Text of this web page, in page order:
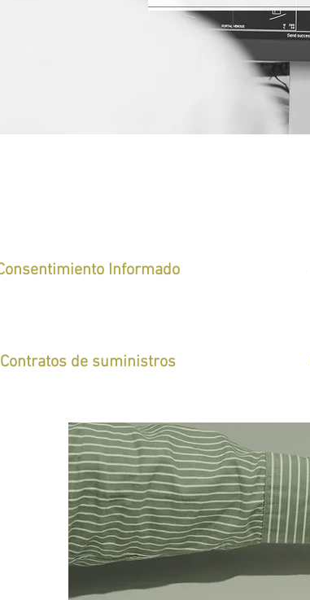
Informado
Contratos de suministros